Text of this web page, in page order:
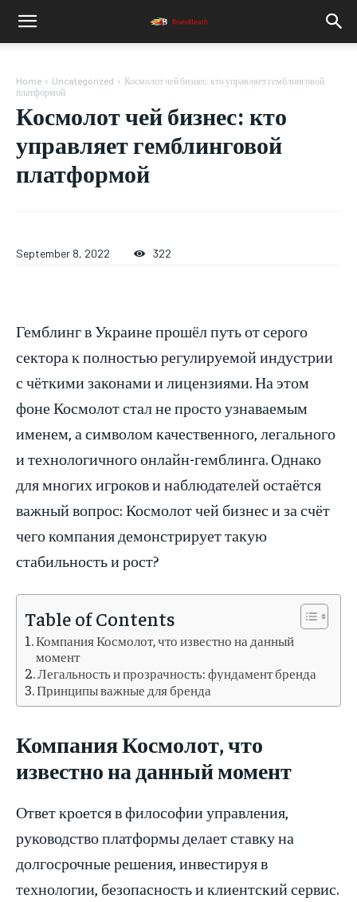
Home Uncategorized
Космолот чей бизнес: кто управляет гемблинговой
платформой
Космолот чей бизнес: кто
управляет гемблинговой
платформой
September 8, 2022 322
Гемблинг в Украине прошёл путь от серого
сектора к полностью регулируемой индустрии
с чёткими законами и лицензиями. На этом
фоне Космолот стал не просто узнаваемым
именем, а символом качественного, легального
и технологичного онлайн-гемблинга. Однако
для многих игроков и наблюдателей остаётся
важный вопрос: Космолот чей бизнес и за счёт
чего компания демонстрирует такую
стабильность и рост?
Table of Contents
Компания Космолот, что известно на данный
момент
Легальность и прозрачность: фундамент бренда
Принципы важные для бренда
Компания Космолот, что
известно на данный момент
Ответ кроется в философии управления,
руководство платформы делает ставку на
долгосрочные решения, инвестируя в
технологии, безопасность и клиентский сервис.